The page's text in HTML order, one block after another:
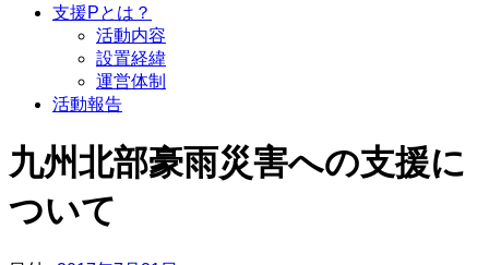
支援Pとは？
活動内容
設置経緯
運営体制
活動報告
九州北部豪雨災害への支援に
ついて